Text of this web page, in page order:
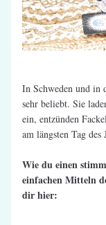
In Schweden und in
sehr beliebt. Sie
ein, entzünden
am längsten Tag des
Wie du einen
einfachen Mitteln
dir hier: